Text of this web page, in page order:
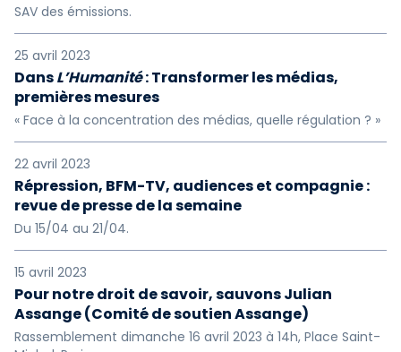
SAV des émissions.
25 avril 2023
DansL’Humanité: Transformer les médias,
premières mesures
« Face à la concentration des médias, quelle régulation ? »
22 avril 2023
Répression, BFM-TV, audiences et compagnie :
revue de presse de la semaine
Du 15/04 au 21/04.
15 avril 2023
Pour notre droit de savoir, sauvons Julian
Assange (Comité de soutien Assange)
Rassemblement dimanche 16 avril 2023 à 14h, Place Saint-